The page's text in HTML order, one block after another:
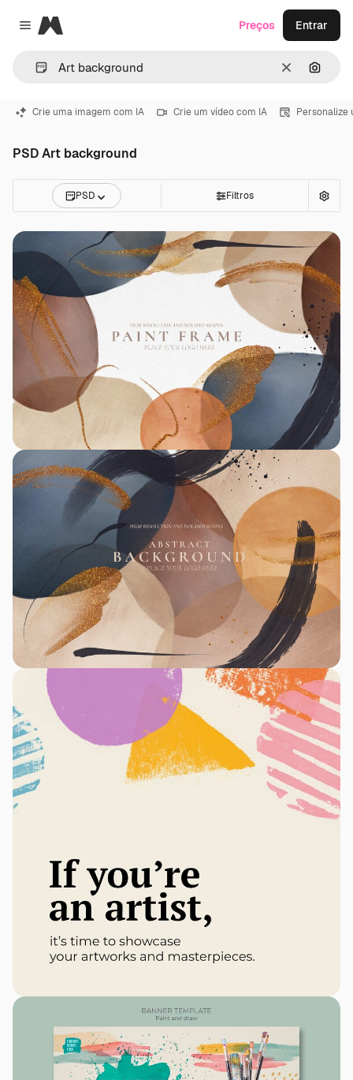
Close menu
Magnific
Limpar
Preços Entrar
Crie uma imagem com IA Crie um vídeo com IA Personalize
PSD Art background
PSD Filtros